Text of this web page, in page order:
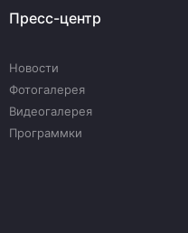
Пресс-центр
Новости
Фотогалерея
Видеогалерея
Программки